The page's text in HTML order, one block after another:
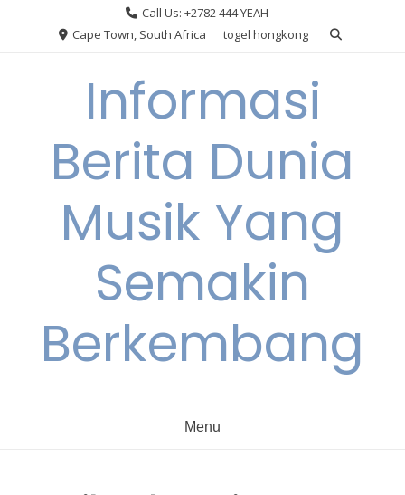
Call Us: +2782 444 YEAH
Cape Town, South Africa
togel hongkong
Informasi
Berita Dunia
Musik Yang
Semakin
Berkembang
Menu